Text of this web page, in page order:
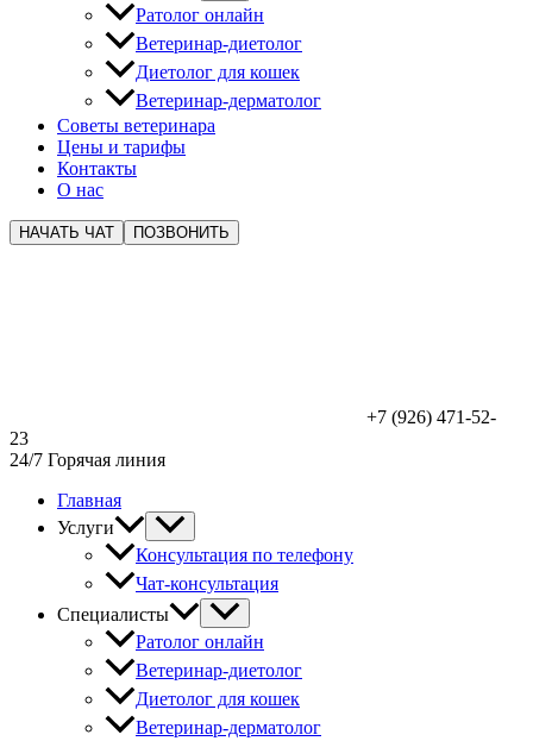
Ратолог онлайн
Ветеринар-диетолог
Диетолог для кошек
Ветеринар-дерматолог
Советы ветеринара
Цены и тарифы
Контакты
О нас
НАЧАТЬ ЧАТ ПОЗВОНИТЬ
+7 (926) 471-52-
23
24/7 Горячая линия
Главная
Услуги
Консультация по телефону
Чат-консультация
Специалисты
Ратолог онлайн
Ветеринар-диетолог
Диетолог для кошек
Ветеринар-дерматолог